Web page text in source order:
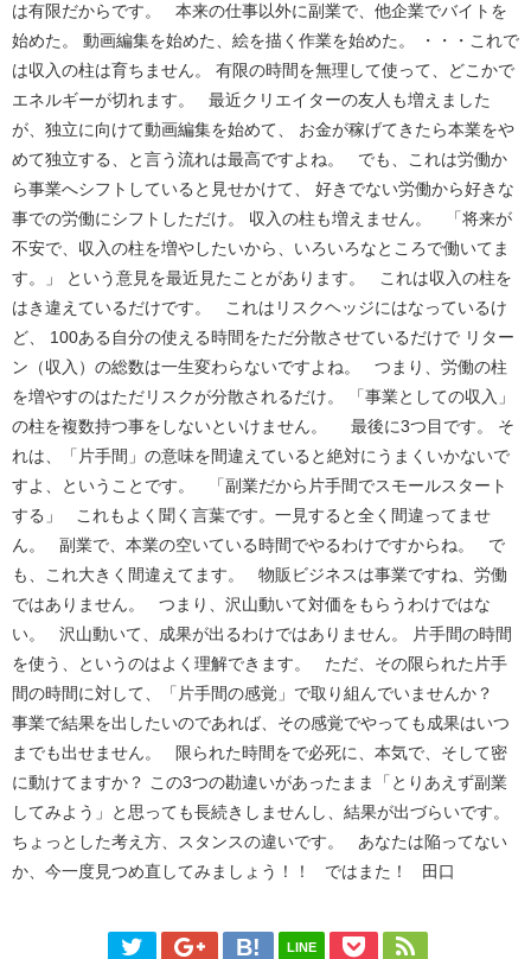
は有限だからです。 本来の仕事以外に副業で、他企業でバイトを
始めた。 動画編集を始めた、絵を描く作業を始めた。 ・・・これで
は収入の柱は育ちません。 有限の時間を無理して使って、どこかで
エネルギーが切れます。 最近クリエイターの友人も増えました
が、独立に向けて動画編集を始めて、 お金が稼げてきたら本業をや
めて独立する、と言う流れは最高ですよね。 でも、これは労働か
ら事業へシフトしていると見せかけて、 好きでない労働から好きな
事での労働にシフトしただけ。 収入の柱も増えません。 「将来が
不安で、収入の柱を増やしたいから、いろいろなところで働いてま
す。」 という意見を最近見たことがあります。 これは収入の柱を
はき違えているだけです。 これはリスクヘッジにはなっているけ
ど、 100ある自分の使える時間をただ分散させているだけで リター
ン（収入）の総数は一生変わらないですよね。 つまり、労働の柱
を増やすのはただリスクが分散されるだけ。 「事業としての収入」
の柱を複数持つ事をしないといけません。 最後に3つ目です。 そ
れは、「片手間」の意味を間違えていると絶対にうまくいかないで
すよ、ということです。 「副業だから片手間でスモールスタート
する」 これもよく聞く言葉です。一見すると全く間違ってませ
ん。 副業で、本業の空いている時間でやるわけですからね。 で
も、これ大きく間違えてます。 物販ビジネスは事業ですね、労働
ではありません。 つまり、沢山動いて対価をもらうわけではな
い。 沢山動いて、成果が出るわけではありません。 片手間の時間
を使う、というのはよく理解できます。 ただ、その限られた片手
間の時間に対して、「片手間の感覚」で取り組んでいませんか？
事業で結果を出したいのであれば、その感覚でやっても成果はいつ
までも出せません。 限られた時間をで必死に、本気で、そして密
に動けてますか？ この3つの勘違いがあったまま「とりあえず副業
してみよう」と思っても長続きしませんし、結果が出づらいです。
ちょっとした考え方、スタンスの違いです。 あなたは陥ってない
か、今一度見つめ直してみましょう！！ ではまた！ 田口
LINE